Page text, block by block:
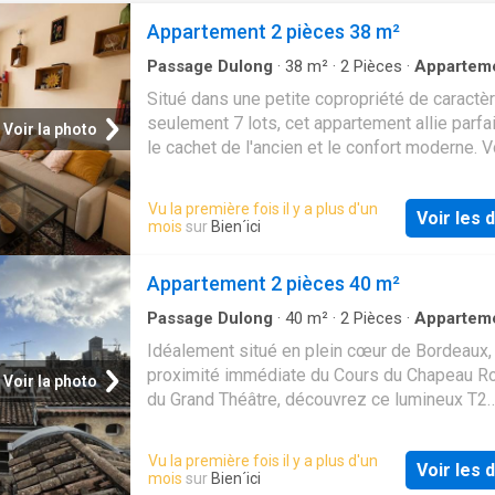
Voir la photo
Appartement 2 pièces 38 m²
Passage Dulong · 38 m² · 2 Pièces ·
Situé dans une petite copropriété de
seulement 7 lots, cet appartement allie
le cachet de l'ancien et le confort moderne.
beaux volumes et son agencement
fonctionnel, offrant de nombreux
lumineux grâce à ses grandes fenêtres et à
naturelle tout au long de la journée.
rénové il y a 9 ans, il ne nécessite aucun
deux pas des transports, commerces, écoles
toutes les commodités du quartier des
bien rare sur le secteur est idéal pour un
achat, un pied-à-terre bordelais ou un
DPE: C & GES: A Nombre de lots: 15 dont 7 à
d'habitation Charges annuelles de
Vu la première fois il y a plus d'un
mois sur Bien´ici Voir les
Voir la photo
Appartement 2 pièces 40 m²
Passage Dulong · 40 m² · 2 Pièces ·
Idéalement situé en plein cœur de Bordeaux,
proximité immédiate du Cours du Chapeau
du Grand Théâtre, découvrez ce lumineux T2
d'un immeuble en pierre typiquement
Traversant, il bénéficie d'une belle luminosité
Vu la première fois il y a plus d'un
mois sur Bien´ici Voir les